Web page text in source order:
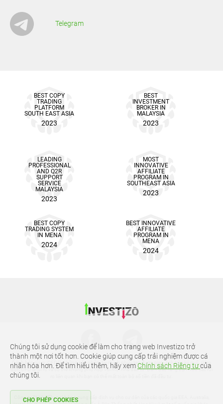
Telegram
BEST COPY
TRADING
PLATFORM
SOUTH EAST ASIA
2023
BEST
INVESTMENT
BROKER IN
MALAYSIA
2023
LEADING
PROFESSIONAL
AND Q2R
SUPPORT
SERVICE
MALAYSIA
2023
MOST
INNOVATIVE
AFFILIATE
PROGRAM IN
SOUTHEAST ASIA
2023
BEST COPY
TRADING SYSTEM
IN MENA
2024
BEST INNOVATIVE
AFFILIATE
PROGRAM IN
MENA
2024
Cảnh báo rủi ro: CFD là những sản phẩm tài chính phức tạp được giao dịch trên ký quỹ. Giao
dịch CFD là rủi ro và có thể không phù hợp với mọi nhà đầu tư. Đảm bảo rằng bạn hiểu các rủi
Công ty TNHH đầu tư không cung cấp dịch vụ cho cư dân của các quốc gia EEA, Australia,
Chúng tôi sử dụng cookie để làm cho trang web Investizo trở
thành một nơi tốt hơn. Cookie giúp cung cấp trải nghiệm được cá
nhân hóa hơn. Để tìm hiểu thêm, hãy xem Chính sách Riêng tưcủa
chúng tôi.
CHO PHÉP COOKIES